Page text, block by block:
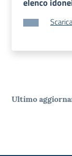
o
Tutti
elenco
Ultimo